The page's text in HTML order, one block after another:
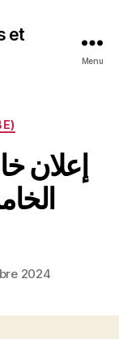
et
Menu
إعلان
2024